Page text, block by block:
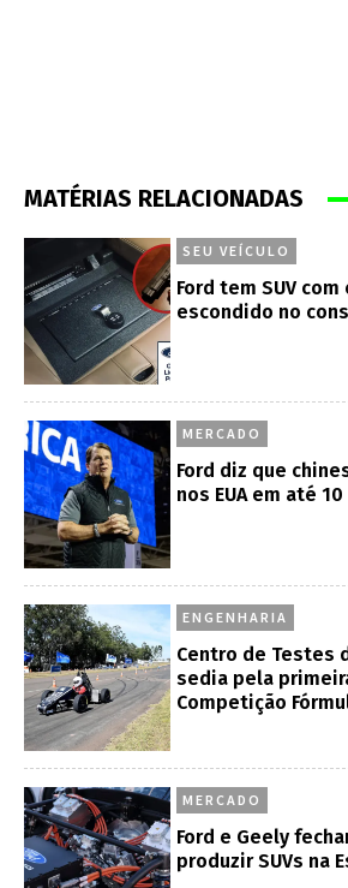
MATÉRIAS RELACIONADAS
SEU VEÍCULO
Ford tem SUV
escondido no
MERCADO
Ford diz que
nos EUA em até
ENGENHARIA
Centro de Testes
sedia pela
Competição
MERCADO
Ford e Geely
produzir SUVs na